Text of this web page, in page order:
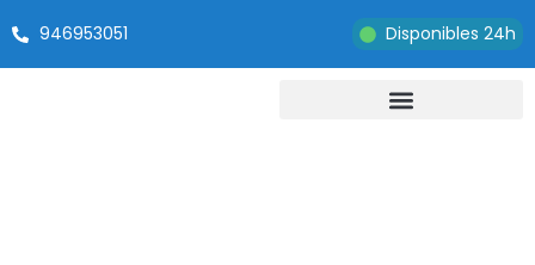
946953051 Disponibles 24h